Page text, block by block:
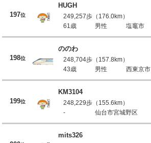
197位
HUGH
249,257歩（176.0km）
61歳
男性 塩竈市
198位
ののわ
248,704歩（157.8km）
43歳
男性 西東京市
199位
KM3104
248,229歩（155.6km）
-
仙台市宮城野区
mits326